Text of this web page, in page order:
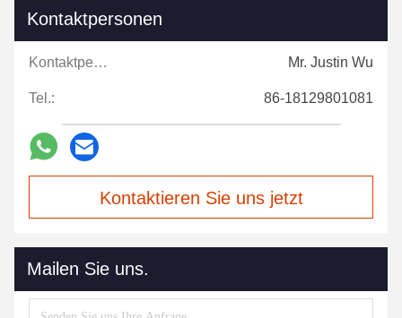
Kontaktpersonen
Kontaktpersonen: Mr. Justin Wu
Tel.: 86-18129801081
Kontaktieren Sie uns jetzt
Mailen Sie uns.